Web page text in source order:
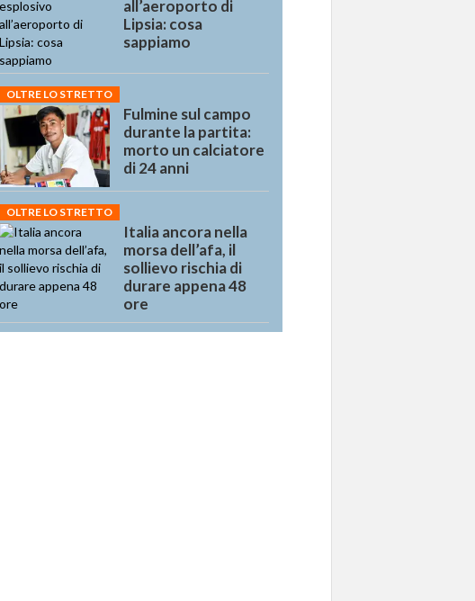
all’aeroporto di
Lipsia: cosa
sappiamo
OLTRE LO STRETTO
Fulmine sul campo
durante la partita:
morto un calciatore
di 24 anni
OLTRE LO STRETTO
Italia ancora nella
morsa dell’afa, il
sollievo rischia di
durare appena 48
ore